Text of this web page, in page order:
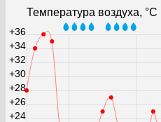
Температура воздуха, °С
+24
+26
+28
+30
+32
+34
+36